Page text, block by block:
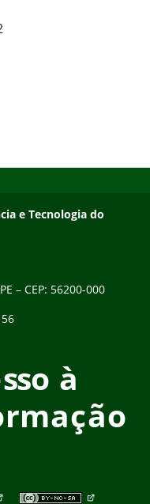
e Tecnologia do
– CEP: 56200-000